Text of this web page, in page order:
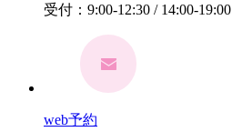
受付：9:00-12:30 / 14:00-19:00
web予約